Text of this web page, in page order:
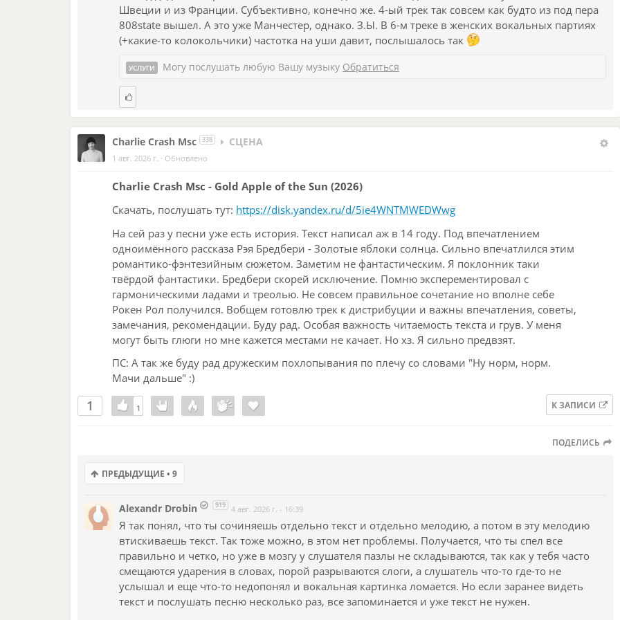
небесных склонов смотрит новый мир». Это взгляд сверху вниз, но в нем нет суровости.
Напротив, он персонифицируется через парадоксальный образ: «смехом мальчика целует
он тебя». Это гениальная находка.
⦁ Мальчик — архетип начала, чистоты, еще не огрубевшей души (puer aeternus). Его смех
⦁ Целостность мира рушится во второй половине строфы: лирический герой сомневается
(«Не кажется ли мне...»). Он видит, как адресат приоткрывает дверь в прошлое, где цветет
«сад заката былого дня». Это Эдем воспоминаний, который уже окрашен в тона угасания
(закат), но все еще прекрасен. Возникает мотив щели, порога между космическим
будущим и интимным прошлым.
2. Симфония разрушения: Пустой Холм и Ветер
Рефрен, повторяющийся дважды, — смысловое сердце текста. Здесь образы сгущаются до
символов, почти геральдических.
⦁ «Поднимут в клочья пыль душистые ветра» — оксюморонное сочетание разрушения и
чувственности. Ветры не просто сметают, они делают это ароматно, чувственно,
превращая распад в сладкую муку.
⦁ «Плач мечты, родившейся под льдом» — здесь скрыта трагедия замерзшего творчества
или чувства. Мечта антропоморфна: она стоит, грея руки у окна. Это образ заложницы
холода (льда) и отчуждения, которая смотрит на мир через прозрачную преграду, но не
может выйти.
⦁ Пустой Холм (написанный с заглавных букв, как имя собственное) — кульминационный
пустым. В контексте песни это сакральный центр, где «ветра» (время, рок) развеивают
боль и слезы. Чтобы начать «новый мир», старая мечта должна умереть и быть
Третья строфа резко меняет интонацию с элегической на утешающую, почти
⦁ «Не плачь, рассвет придет, отпугивая тени». Свет здесь выступает как активный воин, а
не пассивное явление.
⦁ Гениальный переворот восприятия: «Узрею я себя в глазах твоих». Это отсылка к
платоновской концепции любви, где другой человек становится зеркалом души. Но здесь
лирический герой не просто отражается, он находит путь.
07. System Plexus
08. Low Commotion
09. Last Rendezvous
10. Holo Bokasi
12. Window Voyager
Швеции и из Франции. Субъективно, конечно же. 4-ый трек так совсем как будто из под пера
808state вышел. А это уже Манчестер, однако. З.Ы. В 6-м треке в женских вокальных партиях
(+какие-то колокольчики) частотка на уши давит, послышалось так
УСЛУГИ Могу послушать любую Вашу музыку Обратиться
Charlie Crash Msc 338 СЦЕНА
1 авг. 2026 г. · Обновлено
Charlie Crash Msc - Gold Apple of the Sun (2026)
Скачать, послушать тут: https://disk.yandex.ru/d/5ie4WNTMWEDWwg
На сей раз у песни уже есть история. Текст написал аж в 14 году. Под впечатлением
одноимённого рассказа Рэя Бредбери - Золотые яблоки солнца. Сильно впечатлился этим
романтико-фэнтезийным сюжетом. Заметим не фантастическим. Я поклонник таки
твёрдой фантастики. Бредбери скорей исключение. Помню эксперементировал с
гармоническими ладами и треолью. Не совсем правильное сочетание но вполне себе
Рокен Рол получился. Вобщем готовлю трек к дистрибуции и важны впечатления, советы,
замечания, рекомендации. Буду рад. Особая важность читаемость текста и грув. У меня
могут быть глюги но мне кажется местами не качает. Но хз. Я сильно предвзят.
ПС: А так же буду рад дружеским похлопывания по плечу со словами "Ну норм, норм.
Мачи дальше" :)
К ЗАПИСИ
1 11
ПОДЕЛИСЬ
ПРЕДЫДУЩИЕ • 9
Alexandr Drobin 919 4 авг. 2026 г. - 16:39
Я так понял, что ты сочиняешь отдельно текст и отдельно мелодию, а потом в эту мелодию
втискиваешь текст. Так тоже можно, в этом нет проблемы. Получается, что ты спел все
правильно и четко, но уже в мозгу у слушателя пазлы не складываются, так как у тебя часто
смещаются ударения в словах, порой разрываются слоги, а слушатель что-то где-то не
услышал и еще что-то недопонял и вокальная картинка ломается. Но если заранее видеть
текст и послушать песню несколько раз, все запоминается и уже текст не нужен.